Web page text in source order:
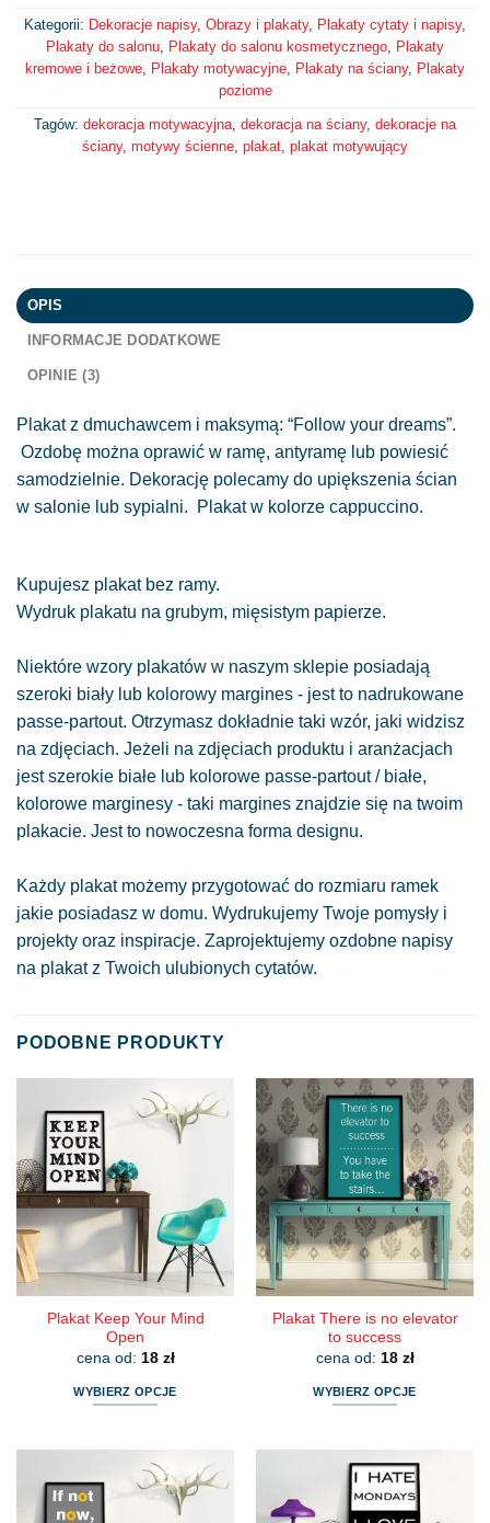
Kategorii: Dekoracje napisy, Obrazy i plakaty, Plakaty cytaty i napisy,
Plakaty do salonu
Plakaty do salonu kosmetycznego
Plakaty
kremowe i beżowe
Plakaty motywacyjne Plakaty na ściany, Plakaty
poziome
Tagów: dekoracja motywacyjna dekoracja na ściany, dekoracje na
ściany, motywy ścienne plakat plakat motywujący
OPIS
INFORMACJE DODATKOWE
OPINIE (3)
Plakat z dmuchawcem i maksymą: “Follow your dreams”.
Ozdobę można oprawić w ramę, antyramę lub powiesić
samodzielnie. Dekorację polecamy do upiększenia ścian
w salonie lub sypialni. Plakat w kolorze cappuccino.
Kupujesz plakat bez ramy.
Wydruk plakatu na grubym, mięsistym papierze.
Niektóre wzory plakatów w naszym sklepie posiadają
szeroki biały lub kolorowy margines - jest to nadrukowane
passe-partout. Otrzymasz dokładnie taki wzór, jaki widzisz
na zdjęciach. Jeżeli na zdjęciach produktu i aranżacjach
jest szerokie białe lub kolorowe passe-partout / białe,
kolorowe marginesy - taki margines znajdzie się na twoim
plakacie. Jest to nowoczesna forma designu.
Każdy plakat możemy przygotować do rozmiaru ramek
jakie posiadasz w domu. Wydrukujemy Twoje pomysły i
projekty oraz inspiracje. Zaprojektujemy ozdobne napisy
na plakat z Twoich ulubionych cytatów.
PODOBNE PRODUKTY
Plakat Keep Your Mind
Open
cena od: 18 zł
WYBIERZ OPCJE
wiele
wariantów.
Plakat There is no elevator
to success
cena od: 18 zł
WYBIERZ OPCJE
ma
wiele
wariantów.